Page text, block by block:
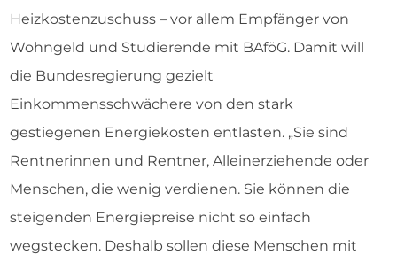
Heizkostenzuschuss – vor allem Empfänger von
Wohngeld und Studierende mit BAföG. Damit will
die Bundesregierung gezielt
Einkommensschwächere von den stark
gestiegenen Energiekosten entlasten. „Sie sind
Rentnerinnen und Rentner, Alleinerziehende oder
Menschen, die wenig verdienen. Sie können die
steigenden Energiepreise nicht so einfach
wegstecken. Deshalb sollen diese Menschen mit